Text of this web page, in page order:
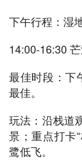
下午行程：湿
14:00-16:30
最佳时段：下
最佳。
玩法：沿栈道
景；重点打卡
鹭低飞。